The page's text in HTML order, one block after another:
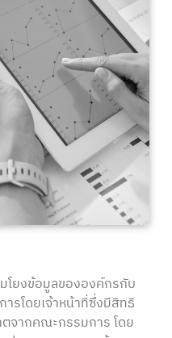
โยงข้อมูลขององค์กรกับ
รโดยเจ้าหน้าที่ซึ่งมีสิทธิ
จากคณะกรรมการ โดย